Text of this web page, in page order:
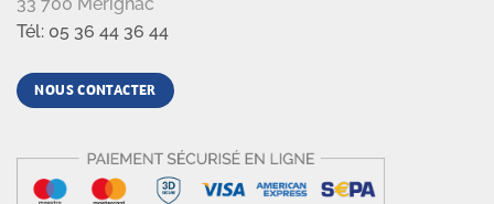
33 700 Mérignac
Tél: 05 36 44 36 44
NOUS CONTACTER